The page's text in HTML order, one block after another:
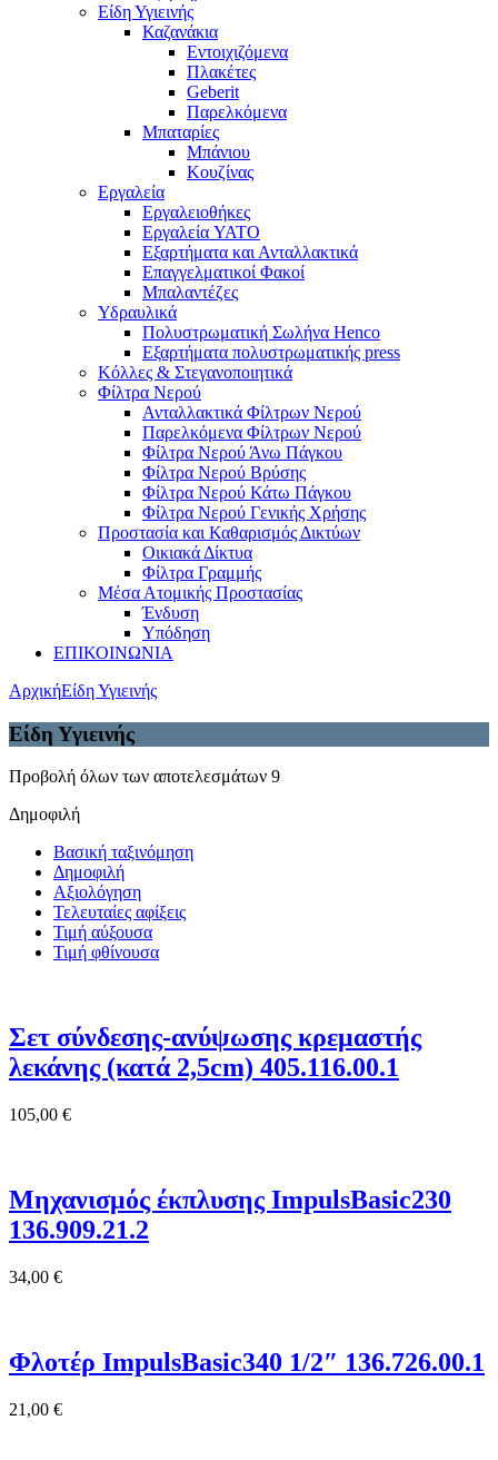
Είδη Υγιεινής
Καζανάκια
Εντοιχιζόμενα
Πλακέτες
Geberit
Παρελκόμενα
Μπαταρίες
Μπάνιου
Κουζίνας
Εργαλεία
Εργαλειοθήκες
Εργαλεία YATO
Εξαρτήματα και Ανταλλακτικά
Επαγγελματικοί Φακοί
Μπαλαντέζες
Υδραυλικά
Πολυστρωματική Σωλήνα Henco
Εξαρτήματα πολυστρωματικής press
Κόλλες & Στεγανοποιητικά
Φίλτρα Νερού
Ανταλλακτικά Φίλτρων Νερού
Παρελκόμενα Φίλτρων Νερού
Φίλτρα Νερού Άνω Πάγκου
Φίλτρα Νερού Βρύσης
Φίλτρα Νερού Κάτω Πάγκου
Φίλτρα Νερού Γενικής Χρήσης
Προστασία και Καθαρισμός Δικτύων
Οικιακά Δίκτυα
Φίλτρα Γραμμής
Μέσα Ατομικής Προστασίας
Ένδυση
Υπόδηση
ΕΠΙΚΟΙΝΩΝΙΑ
ΑρχικήΕίδη Υγιεινής
Είδη Υγιεινής
Προβολή όλων των αποτελεσμάτων 9
Δημοφιλή
Βασική ταξινόμηση
Δημοφιλή
Αξιολόγηση
Τελευταίες αφίξεις
Τιμή αύξουσα
Τιμή φθίνουσα
Σετ σύνδεσης-ανύψωσης κρεμαστής
λεκάνης (κατά 2,5cm) 405.116.00.1
105,00 €
Μηχανισμός έκπλυσης ImpulsBasic230
136.909.21.2
34,00 €
Φλοτέρ ImpulsBasic340 1/2″ 136.726.00.1
21,00 €